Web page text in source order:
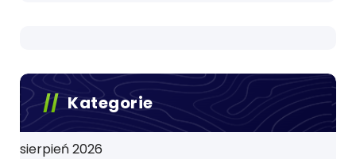
Kategorie
sierpień 2026